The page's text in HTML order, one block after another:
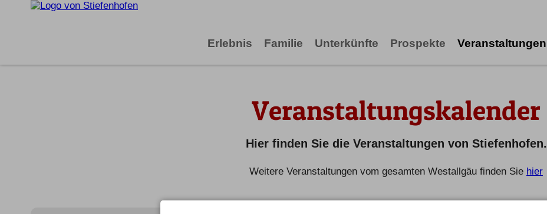
Erlebnis Familie Unterkünfte Prospekte Veranstaltungen
Veranstaltungskalender
Hier finden Sie die Veranstaltungen von Stiefenhofen.
Weitere Veranstaltungen vom gesamten Westallgäu finden Sie hier